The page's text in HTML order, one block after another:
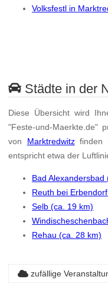
Volksfestl in
Städte in der
Diese Übersicht wird
"Feste-und-Maerkte.de"
von Marktredwitzfinden
entspricht etwa der
Bad Alexandersbad
Reuth bei
Selb (ca. 19 km)
Rehau (ca. 28 km)
zufällige